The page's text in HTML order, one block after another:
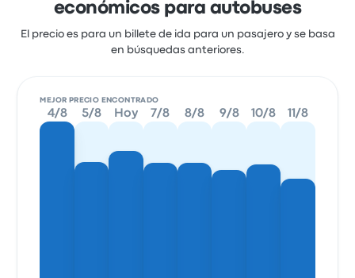
económicos para autobuses
El precio es para un billete de ida para un pasajero y se basa
en búsquedas anteriores.
MEJOR PRECIO ENCONTRADO
4/8 5/8 Hoy 7/8 8/8 9/8 10/8 11/8